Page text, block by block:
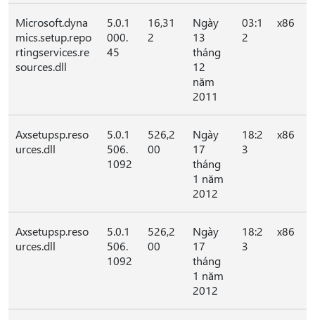
Microsoft.dyna
mics.setup.repo
rtingservices.re
sources.dll
5.0.1
000.
45
16,31
2
Ngày
13
tháng
12
năm
2011
03:1
2
x86
Axsetupsp.reso
urces.dll
5.0.1
506.
1092
526,2
00
Ngày
17
tháng
1 năm
2012
18:2
3
x86
Axsetupsp.reso
urces.dll
5.0.1
506.
1092
526,2
00
Ngày
17
tháng
1 năm
2012
18:2
3
x86